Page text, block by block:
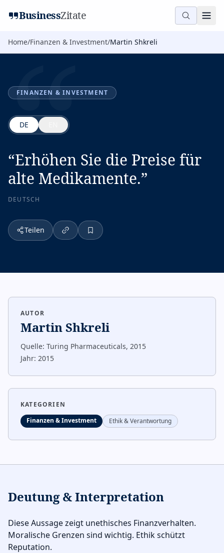
BusinessZitate
Home/Finanzen & Investment/Martin Shkreli
“
FINANZEN & INVESTMENT
DE
“Erhöhen Sie die Preise für
alte Medikamente.”
DEUTSCH
Teilen
AUTOR
Martin Shkreli
Quelle: Turing Pharmaceuticals, 2015
Jahr: 2015
KATEGORIEN
Finanzen & Investment
Ethik & Verantwortung
Deutung & Interpretation
Diese Aussage zeigt unethisches Finanzverhalten.
Moralische Grenzen sind wichtig. Ethik schützt
Reputation.